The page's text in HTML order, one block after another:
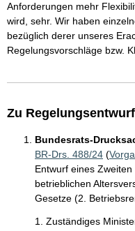
Anforderungen mehr
wird, sehr. Wir haben
bezüglich derer unseres
Regelungsvorschläge bzw.
Zu Regelungsentwurf
Bundesrats-
BR-Drs. 488/24 (
Entwurf eines
betrieblichen
Gesetze (2.
1. Zuständiges